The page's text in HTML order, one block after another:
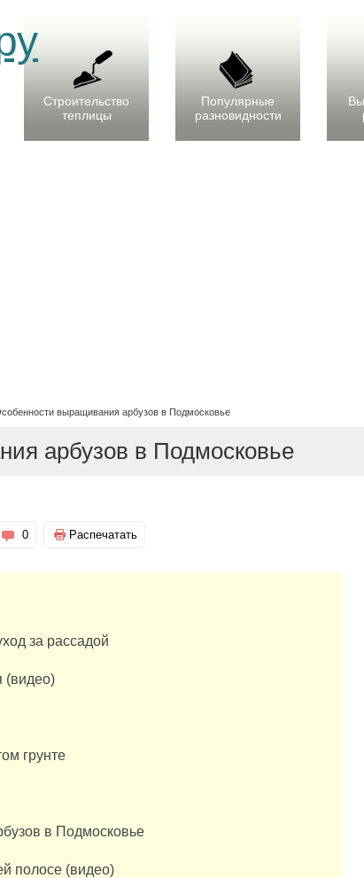
Строительство
теплицы
Популярные
разновидности
выращивания арбузов в Подмосковье
арбузов в Подмосковье
0 Распечатать
за рассадой
(видео)
грунте
в Подмосковье
полосе (видео)